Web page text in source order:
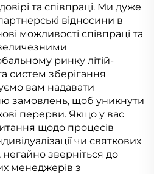
та співпраці. Ми дуже
відносини в
можливості співпраці та
ринку літій-
систем зберігання
вам надавати
замовлень, щоб уникнути
перерви. Якщо у вас
щодо процесів
чи святкових
негайно зверніться до
менеджерів з